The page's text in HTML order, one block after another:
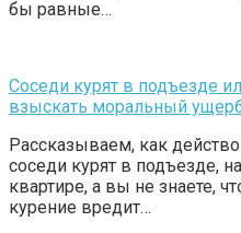
бы равные…
Соседи курят в подъезде
взыскать моральный
Рассказываем, как
соседи курят в подъезде,
квартире, а вы не знаете,
курение вредит…